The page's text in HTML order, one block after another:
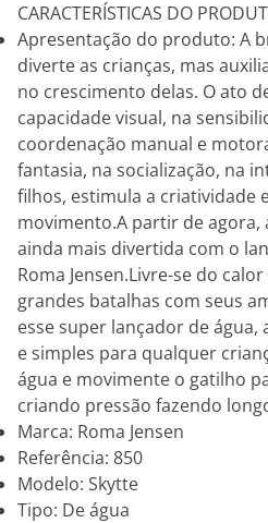
CARACTERÍSTICAS DO
Apresentação do produto: A
diverte as crianças, mas
no crescimento delas. O ato
capacidade visual, na
coordenação manual e
fantasia, na socialização, na
filhos, estimula a criatividade
movimento.A partir de agora,
ainda mais divertida com o
Roma Jensen.Livre-se do
grandes batalhas com seus
esse super lançador de
e simples para qualquer
água e movimente o gatilho
criando pressão fazendo
Marca: Roma Jensen
Referência: 850
Modelo: Skytte
Tipo: De água